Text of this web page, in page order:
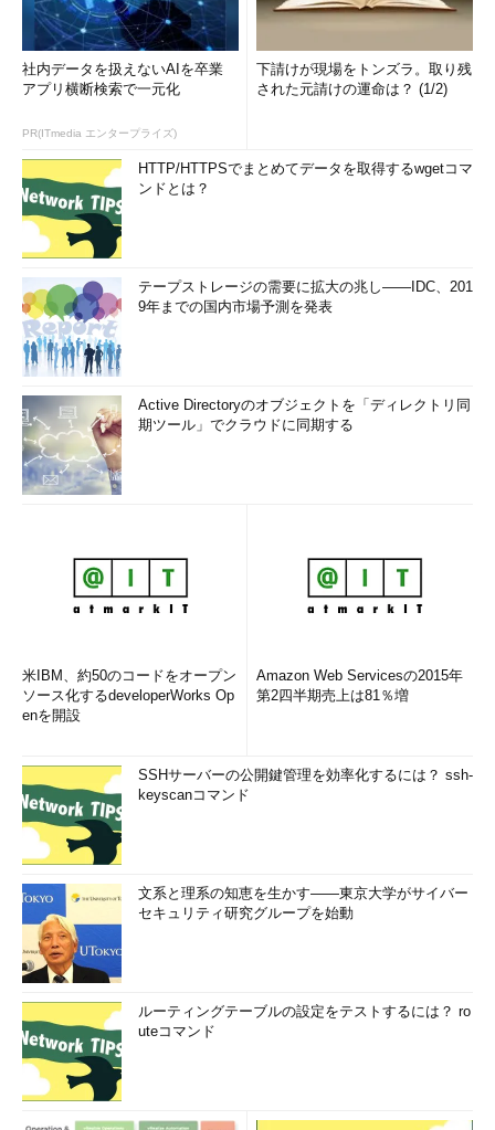
社内データを扱えないAIを卒業
アプリ横断検索で一元化
PR(ITmedia エンタープライズ)
下請けが現場をトンズラ。取り残
された元請けの運命は？ (1/2)
HTTP/HTTPSでまとめてデータを取得するwgetコマ
ンドとは？
テープストレージの需要に拡大の兆し――IDC、201
9年までの国内市場予測を発表
Active Directoryのオブジェクトを「ディレクトリ同
期ツール」でクラウドに同期する
米IBM、約50のコードをオープン
ソース化するdeveloperWorks Op
enを開設
Amazon Web Servicesの2015年
第2四半期売上は81％増
SSHサーバーの公開鍵管理を効率化するには？ ssh-
keyscanコマンド
文系と理系の知恵を生かす――東京大学がサイバー
セキュリティ研究グループを始動
ルーティングテーブルの設定をテストするには？ ro
uteコマンド